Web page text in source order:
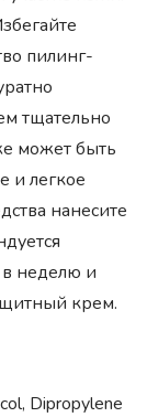
пилинг-
тщательно
может быть
и легкое
нанесите
неделю и
крем.
Dipropylene